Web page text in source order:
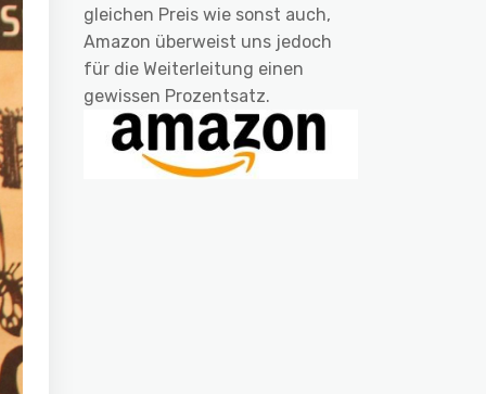
gleichen Preis wie sonst auch,
Amazon überweist uns jedoch
für die Weiterleitung einen
gewissen Prozentsatz.